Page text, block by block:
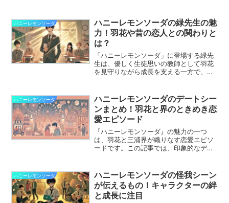
では、羽花のヘアケア方法や、作品の中
で描かれる髪の美しさに注目しながら、
ヘアオイルの魅力を解説します。
ハニーレモンソーダ
ハニーレモンソーダの緑先生の魅
力！羽花や昔の恋人との関わりと
は？
「ハニーレモンソーダ」に登場する緑先
生は、優しく生徒思いの教師として羽花
を見守りながら成長を支える一方で、彼
事では、緑先生の魅力や、羽花との関わ
り、そして昔の恋人にまつわるエピソー
ドを掘り下げていきます。
ハニーレモンソーダ
ハニーレモンソーダのデートシー
ンまとめ！羽花と界のときめき恋
愛エピソード
『ハニーレモンソーダ』の魅力の一つ
は、羽花と三浦界が織りなす恋愛エピソ
ードです。この記事では、印象的なデー
ハニーレモンソーダ
ハニーレモンソーダの怪我シーン
が伝えるもの！キャラクターの絆
と成長に注目